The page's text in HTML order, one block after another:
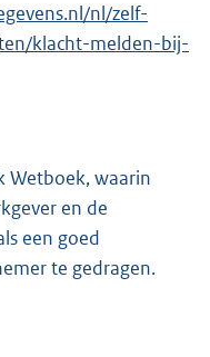
nl/zelf-
klacht-melden-bij-
Wetboek, waarin
en de
een goed
te gedragen.